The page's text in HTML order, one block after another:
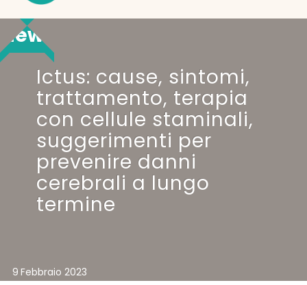
Ictus: cause, sintomi,
trattamento, terapia
con cellule staminali,
suggerimenti per
prevenire danni
cerebrali a lungo
termine
9 Febbraio 2023
News